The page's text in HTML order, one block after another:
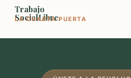
Trabajo
SocialLibre.
LA CUARTA PUERTA